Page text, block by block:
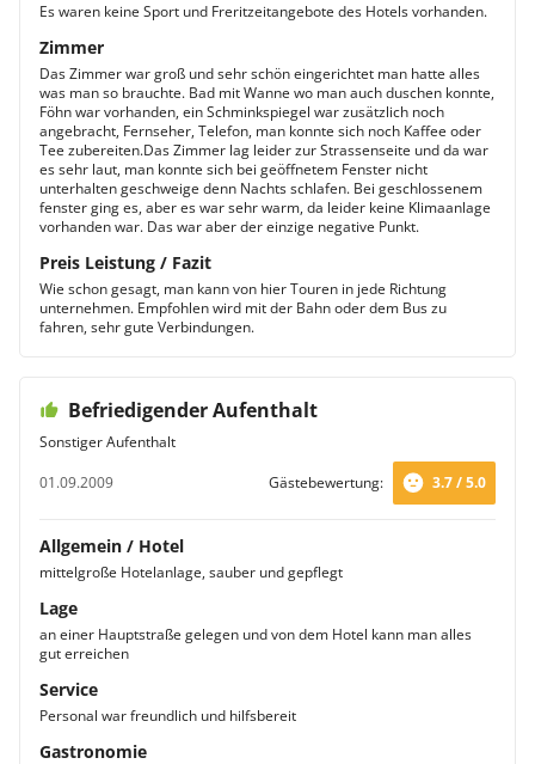
Es waren keine Sport und Freritzeitangebote des Hotels vorhanden.
Zimmer
Das Zimmer war groß und sehr schön eingerichtet man hatte alles
was man so brauchte. Bad mit Wanne wo man auch duschen konnte,
Föhn war vorhanden, ein Schminkspiegel war zusätzlich noch
angebracht, Fernseher, Telefon, man konnte sich noch Kaffee oder
Tee zubereiten.Das Zimmer lag leider zur Strassenseite und da war
es sehr laut, man konnte sich bei geöffnetem Fenster nicht
unterhalten geschweige denn Nachts schlafen. Bei geschlossenem
fenster ging es, aber es war sehr warm, da leider keine Klimaanlage
vorhanden war. Das war aber der einzige negative Punkt.
Preis Leistung / Fazit
Wie schon gesagt, man kann von hier Touren in jede Richtung
unternehmen. Empfohlen wird mit der Bahn oder dem Bus zu
fahren, sehr gute Verbindungen.
Befriedigender Aufenthalt
Sonstiger Aufenthalt
01.09.2009
Gästebewertung: 3.7 / 5.0
Allgemein / Hotel
mittelgroße Hotelanlage, sauber und gepflegt
Lage
an einer Hauptstraße gelegen und von dem Hotel kann man alles
gut erreichen
Service
Personal war freundlich und hilfsbereit
Gastronomie